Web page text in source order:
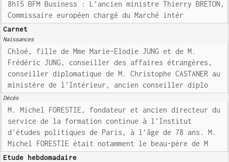
8h15 BFM Business : L'ancien ministre Thierry BRETON,
Commissaire européen chargé du Marché intér
Carnet
Naissances
Chloé, fille de Mme Marie-Elodie JUNG et de M.
Frédéric JUNG, conseiller des affaires étrangères,
conseiller diplomatique de M. Christophe CASTANER au
ministère de l'Intérieur, ancien conseiller diplo
Décès
M. Michel FORESTIE, fondateur et ancien directeur du
service de la formation continue à l'Institut
d'études politiques de Paris, à l'âge de 78 ans. M.
Michel FORESTIE était notamment le beau-père de M
Etude hebdomadaire